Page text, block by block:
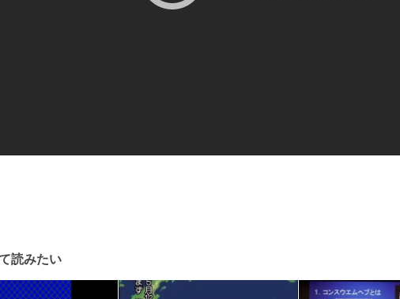
読みたい